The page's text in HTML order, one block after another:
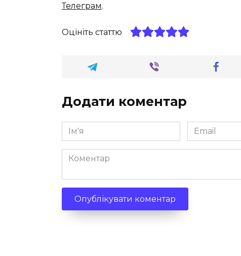
Телеграм.
Оцініть статтю
Додати коментар
Ім'я
*
Email
*
Коментар